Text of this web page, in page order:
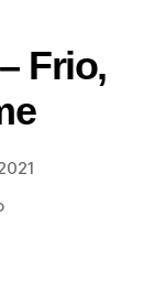
Frio,